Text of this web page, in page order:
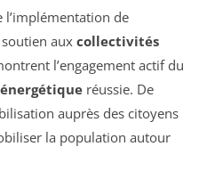
l’implémentation de
aux collectivités
l’engagement actif du
réussie. De
auprès des citoyens
la population autour